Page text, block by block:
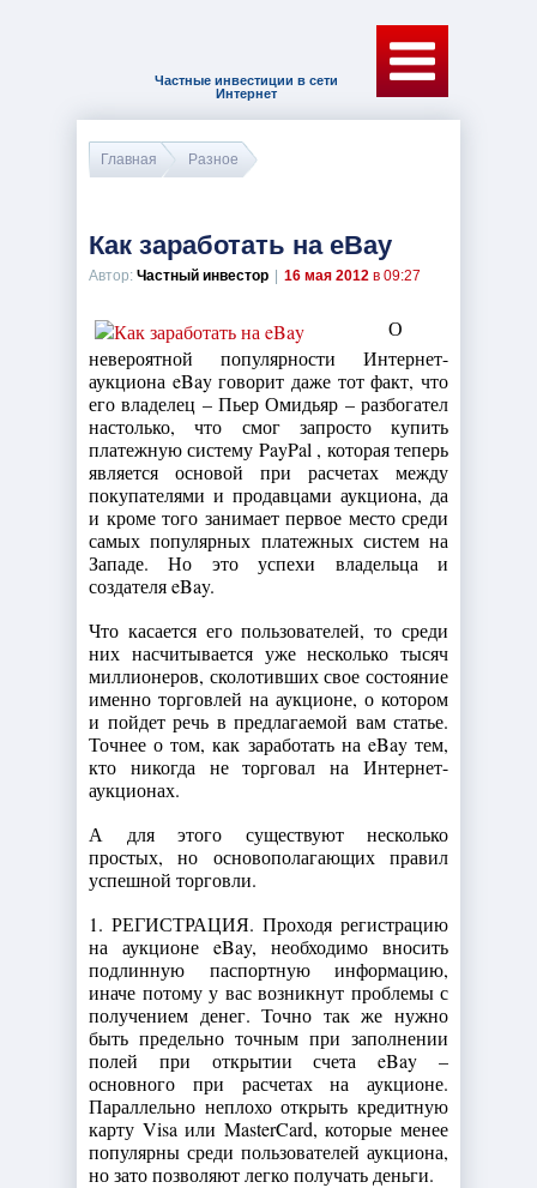
Частные инвестиции в сети
Интернет
Главная Разное
Как заработать на eBay
Автор: Частный инвестор 16 мая 2012 в 09:27
О
невероятной популярности Интернет-
аукциона eBay говорит даже тот факт, что
его владелец – Пьер Омидьяр – разбогател
настолько, что смог запросто купить
платежную систему PayPal , которая теперь
является основой при расчетах между
покупателями и продавцами аукциона, да
и кроме того занимает первое место среди
самых популярных платежных систем на
Западе. Но это успехи владельца и
создателя eBay.
Что касается его пользователей, то среди
них насчитывается уже несколько тысяч
миллионеров, сколотивших свое состояние
именно торговлей на аукционе, о котором
и пойдет речь в предлагаемой вам статье.
Точнее о том, как заработать на eBay тем,
кто никогда не торговал на Интернет-
аукционах.
А для этого существуют несколько
простых, но основополагающих правил
успешной торговли.
1. РЕГИСТРАЦИЯ. Проходя регистрацию
на аукционе eBay, необходимо вносить
подлинную паспортную информацию,
иначе потому у вас возникнут проблемы с
получением денег. Точно так же нужно
быть предельно точным при заполнении
полей при открытии счета eBay –
основного при расчетах на аукционе.
Параллельно неплохо открыть кредитную
карту Visa или MasterCard, которые менее
популярны среди пользователей аукциона,
но зато позволяют легко получать деньги.